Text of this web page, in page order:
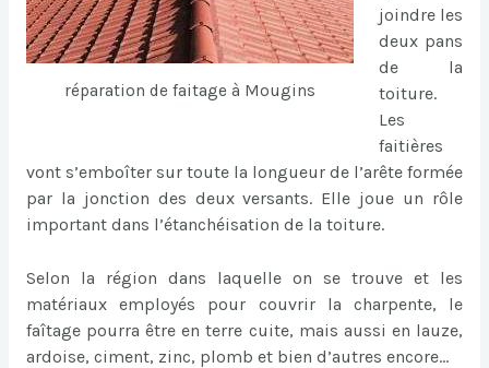
réparation de faitage à Mougins
joindre les
deux pans
de la
toiture.
Les
faitières
vont s’emboîter sur toute la longueur de l’arête formée
par la jonction des deux versants. Elle joue un rôle
important dans l’étanchéisation de la toiture.
Selon la région dans laquelle on se trouve et les
matériaux employés pour couvrir la charpente, le
faîtage pourra être en terre cuite, mais aussi en lauze,
ardoise, ciment, zinc, plomb et bien d’autres encore…